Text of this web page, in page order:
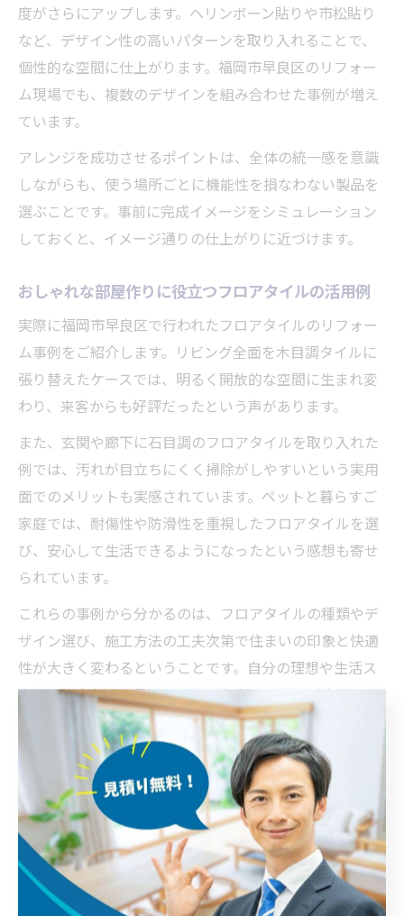
度がさらにアップします。ヘリンボーン貼りや市松貼り
など、デザイン性の高いパターンを取り入れることで、
個性的な空間に仕上がります。福岡市早良区のリフォー
ム現場でも、複数のデザインを組み合わせた事例が増え
ています。
アレンジを成功させるポイントは、全体の統一感を意識
しながらも、使う場所ごとに機能性を損なわない製品を
選ぶことです。事前に完成イメージをシミュレーション
しておくと、イメージ通りの仕上がりに近づけます。
おしゃれな部屋作りに役立つフロアタイルの活用例
実際に福岡市早良区で行われたフロアタイルのリフォー
ム事例をご紹介します。リビング全面を木目調タイルに
張り替えたケースでは、明るく開放的な空間に生まれ変
わり、来客からも好評だったという声があります。
また、玄関や廊下に石目調のフロアタイルを取り入れた
例では、汚れが目立ちにくく掃除がしやすいという実用
面でのメリットも実感されています。ペットと暮らすご
家庭では、耐傷性や防滑性を重視したフロアタイルを選
び、安心して生活できるようになったという感想も寄せ
られています。
これらの事例から分かるのは、フロアタイルの種類やデ
ザイン選び、施工方法の工夫次第で住まいの印象と快適
性が大きく変わるということです。自分の理想や生活ス
タイルに合わせて最適なプランを考えることが大切で
フロアタイルを使ったインテリアの工夫とコツ
フロアタイルを使ったインテリアコーディネートでは、
床だけでなく壁やカウンターなど部分使いも効果的で
す。同じ柄のタイルをアクセントとして壁面に使うこと
で、空間全体に統一感とおしゃれさをプラスできます。